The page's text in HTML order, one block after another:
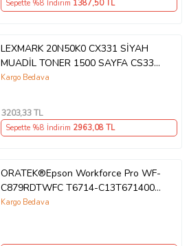
Sepette %8 İndirim 1387,50 TL
LEXMARK 20N50K0 CX331 SİYAH
MUADİL TONER 1500 SAYFA CS331
CS431 CX431
Kargo Bedava
3203,33 TL
Sepette %8 İndirim 2963,08 TL
ORATEK®Epson Workforce Pro WF-
C879RDTWFC T6714-C13T671400
Muadil Atık Kutusu Bakım Tankı
Kargo Bedava